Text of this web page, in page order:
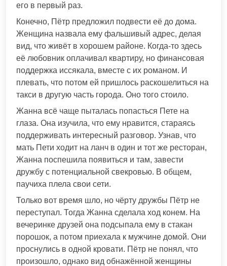
его в первый раз.
Конечно, Пётр предложил подвести её до дома.
Женщина назвала ему фальшивый адрес, делая
вид, что живёт в хорошем районе. Когда-то здесь
её любовник оплачивал квартиру, но финансовая
поддержка иссякала, вместе с их романом. И
плевать, что потом ей пришлось раскошелиться на
такси в другую часть города. Оно того стоило.
Жанна всё чаще пыталась попасться Пете на
глаза. Она изучила, что ему нравится, стараясь
поддерживать интересный разговор. Узнав, что
мать Пети ходит на ланч в один и тот же ресторан,
Жанна поспешила появиться и там, завести
дружбу с потенциальной свекровью. В общем,
паучиха плела свои сети.
Только вот время шло, но чёрту дружбы Пётр не
переступал. Тогда Жанна сделала ход конем. На
вечеринке друзей она подсыпала ему в стакан
порошок, а потом приехала к мужчине домой. Они
проснулись в одной кровати. Пётр не понял, что
произошло, однако вид обнажённой женщины